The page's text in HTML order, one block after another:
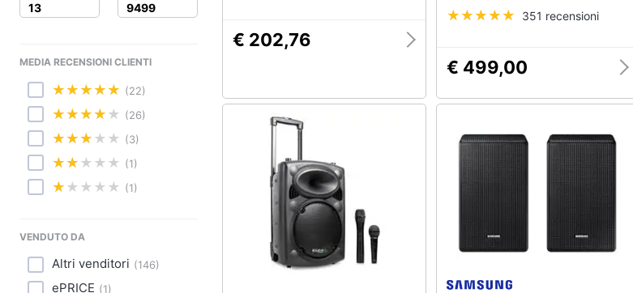
Prima infanzia
Fotografia
Casalinghi
Abbigliamento
Motori
MEDIA RECENSIONI CLIENTI
(22)
(26)
(3)
(1)
(1)
VENDUTO DA
Altri venditori (146)
ePRICE (1)
€ 202,76
Durata, Nero
351 recensioni
€ 499,00